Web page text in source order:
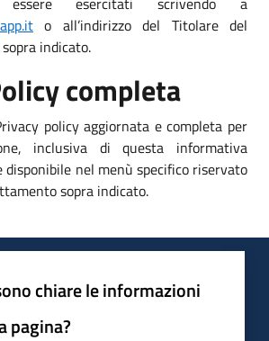
o all’indirizzo del Titolare del
indicato.
completa
policy aggiornata e completa per
inclusiva di questa informativa
disponibile nel menù specifico riservato
sopra indicato.
chiare le informazioni
pagina?